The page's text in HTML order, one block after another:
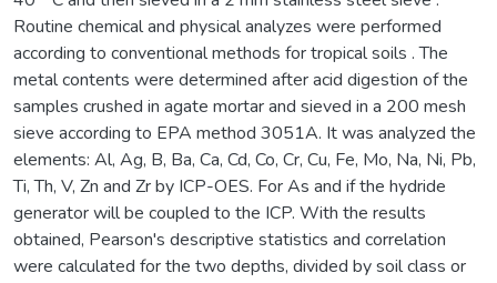
Routine chemical and physical analyzes were performed
according to conventional methods for tropical soils . The
metal contents were determined after acid digestion of the
samples crushed in agate mortar and sieved in a 200 mesh
sieve according to EPA method 3051A. It was analyzed the
elements: Al, Ag, B, Ba, Ca, Cd, Co, Cr, Cu, Fe, Mo, Na, Ni, Pb,
Ti, Th, V, Zn and Zr by ICP-OES. For As and if the hydride
generator will be coupled to the ICP. With the results
obtained, Pearson's descriptive statistics and correlation
were calculated for the two depths, divided by soil class or